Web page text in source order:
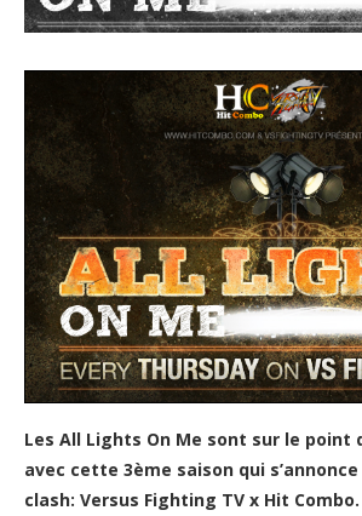
Les All Lights On Me sont sur le point
avec cette 3ème saison qui
clash: Versus Fighting TV x Hit